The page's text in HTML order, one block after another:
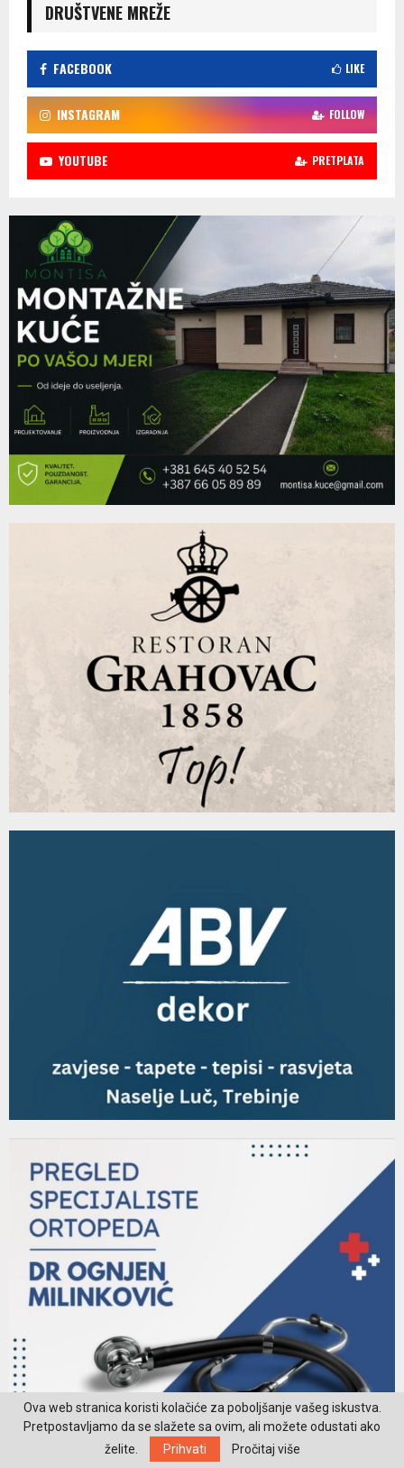
DRUŠTVENE MREŽE
FACEBOOK LIKE
INSTAGRAM FOLLOW
YOUTUBE PRETPLATA
Ova web stranica koristi kolačiće za poboljšanje vašeg iskustva.
Pretpostavljamo da se slažete sa ovim, ali možete odustati ako
želite.
Prihvati Pročitaj više